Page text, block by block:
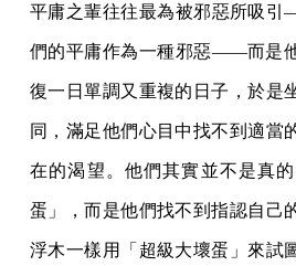
平庸之輩往往最為被邪惡所吸
們的平庸作為一種邪惡——而是
復一日單調又重複的日子，於是
同，滿足他們心目中找不到適當
在的渴望。他們其實並不是真
蛋」，而是他們找不到指認自己
浮木一樣用「超級大壞蛋」來試